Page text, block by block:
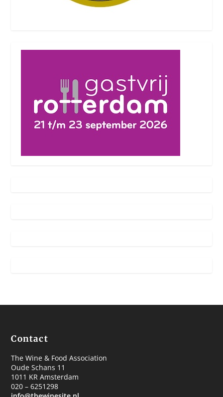
Contact
The Wine & Food Association
Oude Schans 11
1011 KR Amsterdam
020 – 6251298